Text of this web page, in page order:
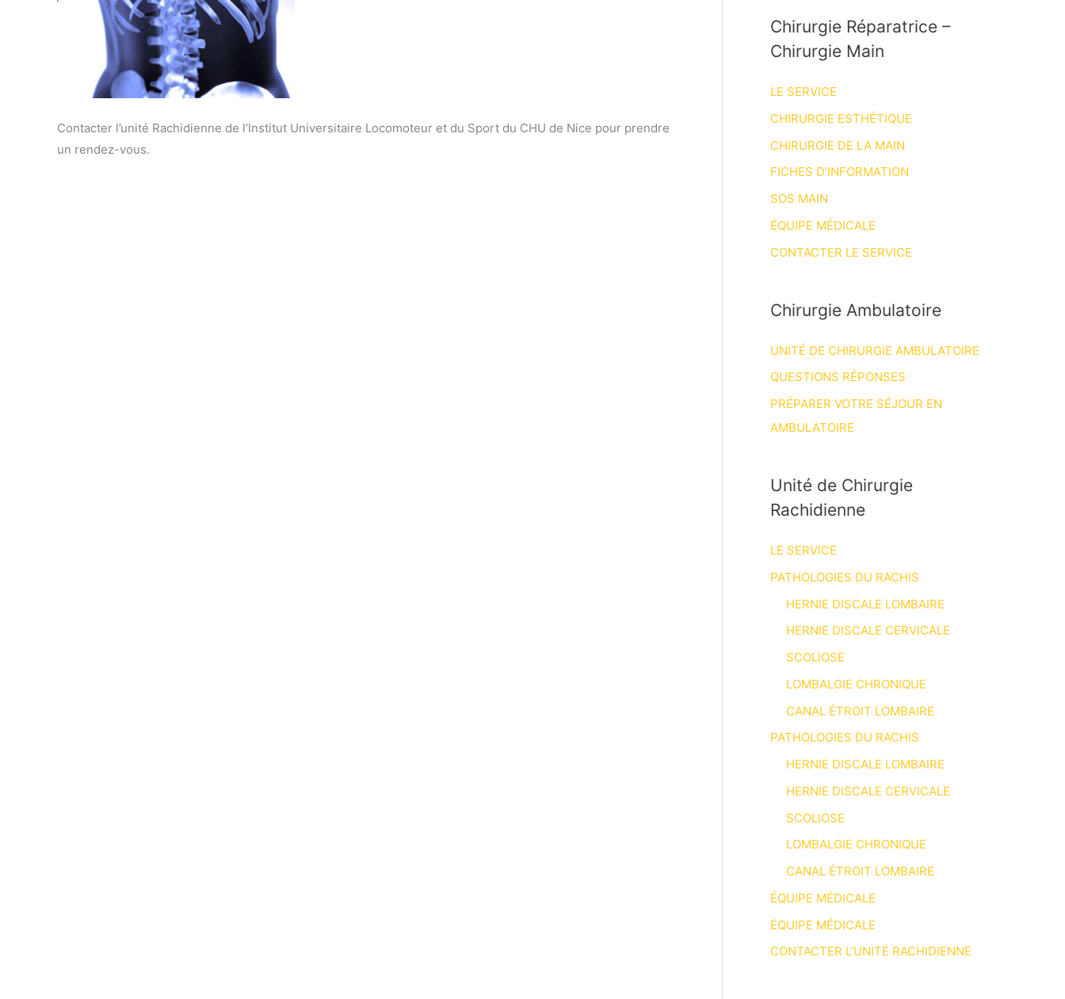
Contacter l’unité Rachidienne de l’Institut Universitaire Locomoteur et du Sport du CHU de Nice pour prendre
un rendez-vous.
Chirurgie Réparatrice –
Chirurgie Main
LE SERVICE
CHIRURGIE ESTHÉTIQUE
CHIRURGIE DE LA MAIN
FICHES D’INFORMATION
SOS MAIN
ÉQUIPE MÉDICALE
CONTACTER LE SERVICE
Chirurgie Ambulatoire
UNITÉ DE CHIRURGIE AMBULATOIRE
QUESTIONS RÉPONSES
PRÉPARER VOTRE SÉJOUR EN
AMBULATOIRE
Unité de Chirurgie
Rachidienne
LE SERVICE
PATHOLOGIES DU RACHIS
HERNIE DISCALE LOMBAIRE
HERNIE DISCALE CERVICALE
SCOLIOSE
LOMBALGIE CHRONIQUE
CANAL ÉTROIT LOMBAIRE
PATHOLOGIES DU RACHIS
HERNIE DISCALE LOMBAIRE
HERNIE DISCALE CERVICALE
SCOLIOSE
LOMBALGIE CHRONIQUE
CANAL ÉTROIT LOMBAIRE
ÉQUIPE MÉDICALE
ÉQUIPE MÉDICALE
CONTACTER L’UNITÉ RACHIDIENNE